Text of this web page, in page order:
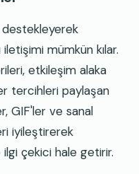
destekleyerek
mümkün kılar.
etkileşim alaka
tercihleri paylaşan
GIF'ler ve sanal
iyileştirerek
çekici hale getirir.